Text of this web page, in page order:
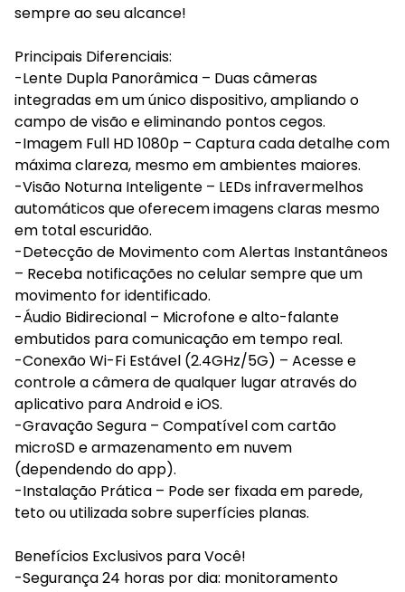
sempre ao seu alcance!
Principais Diferenciais:
-Lente Dupla Panorâmica – Duas câmeras
integradas em um único dispositivo, ampliando o
campo de visão e eliminando pontos cegos.
-Imagem Full HD 1080p – Captura cada detalhe com
máxima clareza, mesmo em ambientes maiores.
-Visão Noturna Inteligente – LEDs infravermelhos
automáticos que oferecem imagens claras mesmo
em total escuridão.
-Detecção de Movimento com Alertas Instantâneos
– Receba notificações no celular sempre que um
movimento for identificado.
-Áudio Bidirecional – Microfone e alto-falante
embutidos para comunicação em tempo real.
-Conexão Wi-Fi Estável (2.4GHz/5G) – Acesse e
controle a câmera de qualquer lugar através do
aplicativo para Android e iOS.
-Gravação Segura – Compatível com cartão
microSD e armazenamento em nuvem
(dependendo do app).
-Instalação Prática – Pode ser fixada em parede,
teto ou utilizada sobre superfícies planas.
Benefícios Exclusivos para Você!
-Segurança 24 horas por dia: monitoramento